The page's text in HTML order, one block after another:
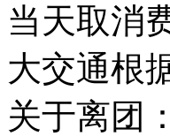
当天取消
大交通根
关于离团